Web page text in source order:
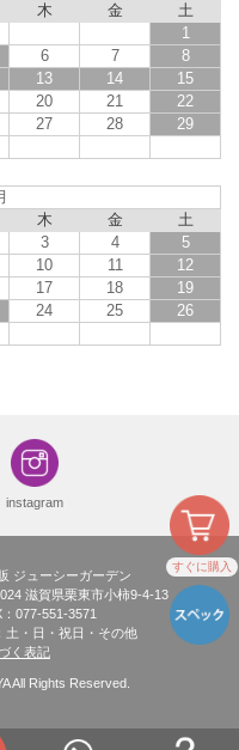
すぐに購入
木 金
土
1
6 7
8
13 14
15
20 21
22
27 28
29
木 金
土
3 4
5
10 11
12
17 18
19
24 25
26
instagram
ジューシーガーデン
滋賀県栗東市小柿9-4-13
077-551-3571
・日・祝日・その他
く表記
All Rights Reserved.